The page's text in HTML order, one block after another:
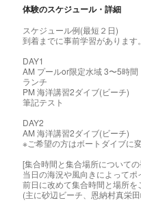
体験のスケジュール・詳細
スケジュール例(最短２日)
到着までに事前学習があります。
DAY1
AM プールor限定水域 3〜5時間
ランチ
PM 海洋講習2ダイブ(ビーチ)
筆記テスト
DAY2
AM 海洋講習2ダイブ(ビーチ)
※ご希望の方はボートダイブに
[集合時間と集合場所についての
当日の海況や風向きによってポ
前日に改めて集合時間と場所を
(主に砂辺ビーチ、恩納村真栄